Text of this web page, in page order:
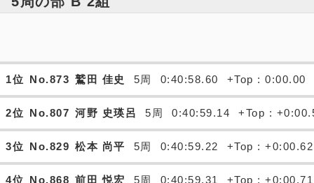
1位 No.873 鷲田 佳史 5周 0:40:58.60 +Top : 0:00.00
2位 No.807 河野 史瑛呂 5周 0:40:59.14 +Top :
3位 No.829 松本 尚平 5周 0:40:59.22 +Top : +0:00.62
4位 No.868 前田 悦宏 5周 0:40:59.31 +Top : +0:00.71